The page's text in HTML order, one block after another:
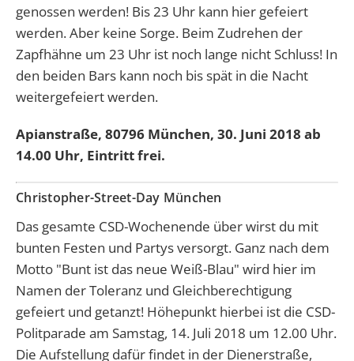
genossen werden! Bis 23 Uhr kann hier gefeiert
werden. Aber keine Sorge. Beim Zudrehen der
Zapfhähne um 23 Uhr ist noch lange nicht Schluss! In
den beiden Bars kann noch bis spät in die Nacht
weitergefeiert werden.
Apianstraße, 80796 München, 30. Juni 2018 ab
14.00 Uhr, Eintritt frei.
Christopher-Street-Day München
Das gesamte CSD-Wochenende über wirst du mit
bunten Festen und Partys versorgt. Ganz nach dem
Motto "Bunt ist das neue Weiß-Blau" wird hier im
Namen der Toleranz und Gleichberechtigung
gefeiert und getanzt! Höhepunkt hierbei ist die CSD-
Politparade am Samstag, 14. Juli 2018 um 12.00 Uhr.
Die Aufstellung dafür findet in der Dienerstraße,